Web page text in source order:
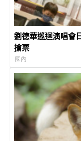
劉德華巡迴演唱會
搶票
國內